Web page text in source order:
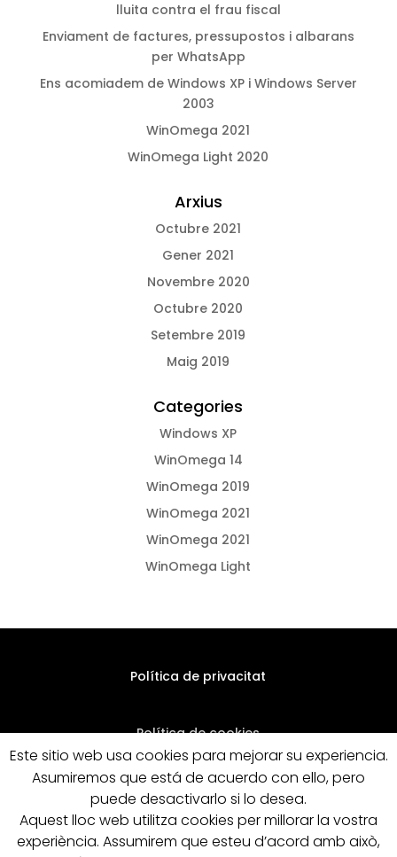
lluita contra el frau fiscal
Enviament de factures, pressupostos i albarans
per WhatsApp
Ens acomiadem de Windows XP i Windows Server
2003
WinOmega 2021
WinOmega Light 2020
Arxius
Octubre 2021
Gener 2021
Novembre 2020
Octubre 2020
Setembre 2019
Maig 2019
Categories
Windows XP
WinOmega 14
WinOmega 2019
WinOmega 2021
WinOmega 2021
WinOmega Light
Política de privacitat
Política de cookies
Condicions generals de venda
Este sitio web usa cookies para mejorar su experiencia.
Asumiremos que está de acuerdo con ello, pero
puede desactivarlo si lo desea.
Aquest lloc web utilitza cookies per millorar la vostra
experiència. Assumirem que esteu d’acord amb això,